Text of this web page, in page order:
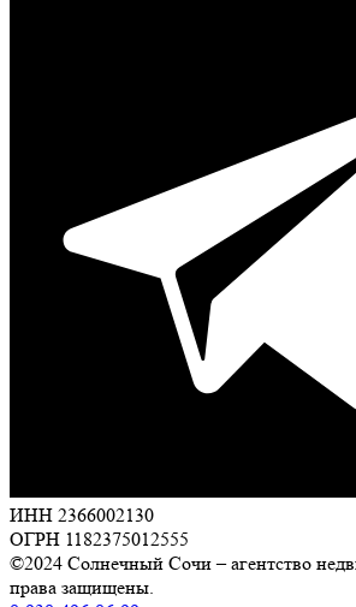
ИНН 2366002130
ОГРН 1182375012555
©2024 Солнечный Сочи – агентство
права защищены.